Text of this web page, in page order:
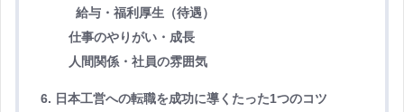
給与・福利厚生（待遇）
仕事のやりがい・成長
人間関係・社員の雰囲気
6. 日本工営への転職を成功に導くたった1つのコツ